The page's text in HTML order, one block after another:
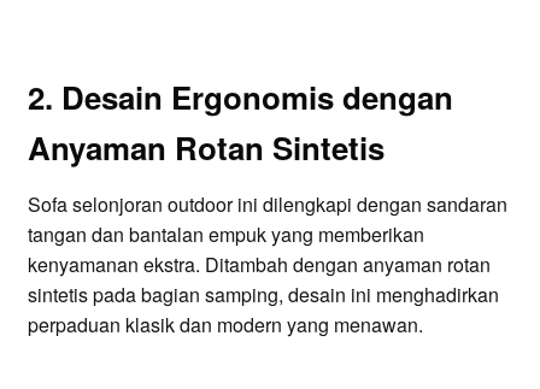
2. Desain Ergonomis dengan
Anyaman Rotan Sintetis
Sofa selonjoran outdoor ini dilengkapi dengan sandaran
tangan dan bantalan empuk yang memberikan
kenyamanan ekstra. Ditambah dengan anyaman rotan
sintetis pada bagian samping, desain ini menghadirkan
perpaduan klasik dan modern yang menawan.